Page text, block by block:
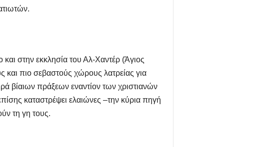
και στην εκκλησία του Αλ-Χαντέρ (Άγιος
και πιο σεβαστούς χώρους λατρείας για
βίαιων πράξεων εναντίον των χριστιανών
καταστρέψει ελαιώνες –την κύρια πηγή
τη γη τους.